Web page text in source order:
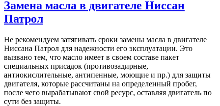
Замена масла в двигателе Ниссан
Патрол
Не рекомендуем затягивать сроки замены масла в двигателе
Ниссана Патрол для надежности его эксплуатации. Это
вызвано тем, что масло имеет в своем составе пакет
специальных присадок (противозадирные,
антиокислительные, антипенные, моющие и пр.) для защиты
двигателя, которые рассчитаны на определенный пробег,
после чего вырабатывают свой ресурс, оставляя двигатель по
сути без защиты.